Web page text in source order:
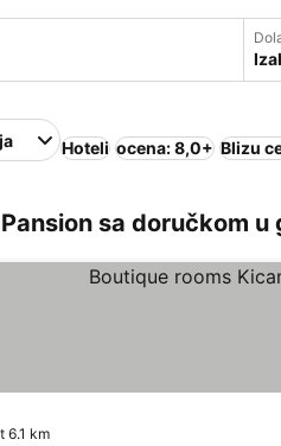
Hoteli ocena: 8,0+ Blizu
sa doručkom
6.1 km